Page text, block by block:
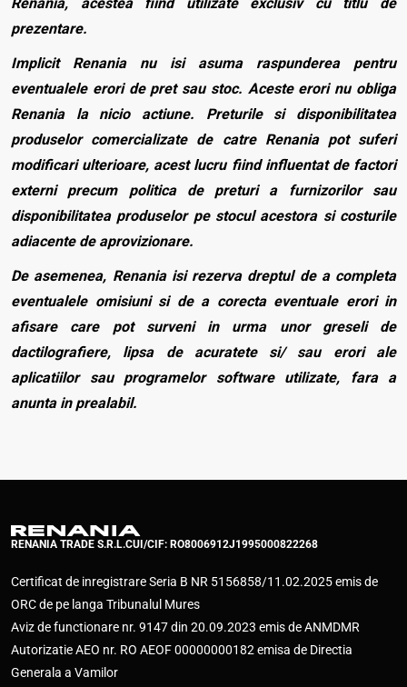
prezentare.
Implicit Renania nu isi asuma raspunderea pentru
eventualele erori de pret sau stoc. Aceste erori nu obliga
Renania la nicio actiune. Preturile si disponibilitatea
produselor comercializate de catre Renania pot suferi
modificari ulterioare, acest lucru fiind influentat de factori
externi precum politica de preturi a furnizorilor sau
disponibilitatea produselor pe stocul acestora si costurile
adiacente de aprovizionare.
De asemenea, Renania isi rezerva dreptul de a completa
eventualele omisiuni si de a corecta eventuale erori in
afisare care pot surveni in urma unor greseli de
dactilografiere, lipsa de acuratete si/ sau erori ale
aplicatiilor sau programelor software utilizate, fara a
anunta in prealabil.
RENANIA TRADE S.R.L.CUI/CIF: RO8006912J1995000822268
Certificat de inregistrare Seria B NR 5156858/11.02.2025 emis de
ORC de pe langa Tribunalul Mures
Aviz de functionare nr. 9147 din 20.09.2023 emis de ANMDMR
Autorizatie AEO nr. RO AEOF 00000000182 emisa de Directia
Generala a Vamilor